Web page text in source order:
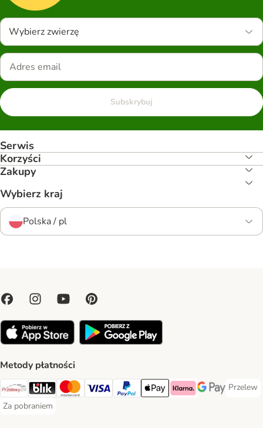
Wybierz zwierzę
Subskrybuj
Serwis
Korzyści
Zakupy
Wybierz kraj
Polska / pl
Metody płatności
Przelewy24 Payment Method
Blik Payment Method
MasterCard Payment Method
Visa Payment Method
PayPal Payment Method
Apple Pay Payment Method
Klarna Payment Method
Google Pay
Przelew
Przelew
Za pobraniem
Za pobraniem Payment Method